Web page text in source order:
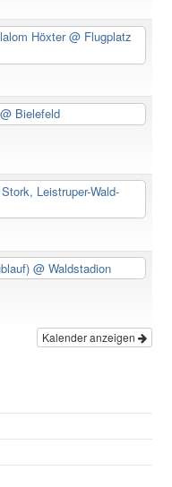
Höxter@ Flugplatz
@ Bielefeld
Leistruper-Wald-
@ Waldstadion
Kalender anzeigen